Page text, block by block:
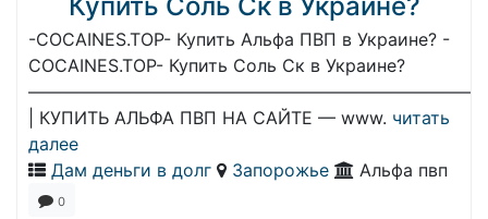
-COCAINES.TOP- Купить Альфа ПВП в Украине? -
COCAINES.TOP- Купить Соль Ск в Украине?
——————————————————————————
| КУПИТЬ АЛЬФА ПВП НА САЙТЕ — www. читать
далее
Дам деньги в долг
Запорожье Альфа пвп
0